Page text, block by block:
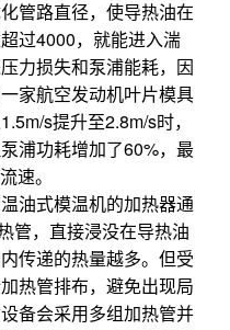
管路直径，使导热油在
过4000，就能进入湍
力损失和泵浦能耗，因
家航空发动机叶片模具
s提升至2.8m/s时，
浦功耗增加了60%，最
速。
油式模温机的加热器通
管，直接浸没在导热油
传递的热量越多。但受
热管排布，避免出现局
备会采用多组加热管并